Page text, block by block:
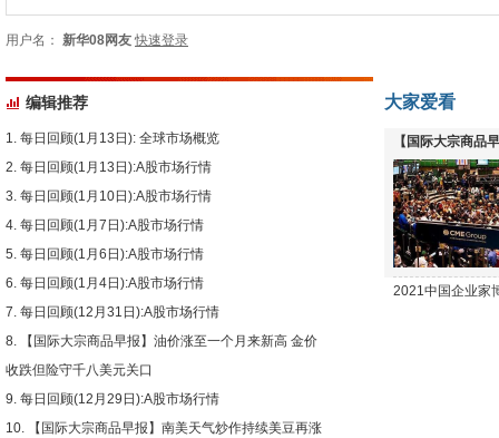
用户名： 新华08网友 快速登录
编辑推荐
每日回顾(1月13日): 全球市场概览
每日回顾(1月13日):A股市场行情
每日回顾(1月10日):A股市场行情
每日回顾(1月7日):A股市场行情
每日回顾(1月6日):A股市场行情
每日回顾(1月4日):A股市场行情
每日回顾(12月31日):A股市场行情
【国际大宗商品早报】油价涨至一个月来新高 金价
收跌但险守千八美元关口
每日回顾(12月29日):A股市场行情
【国际大宗商品早报】南美天气炒作持续美豆再涨
大家爱看
【国际大宗商品
下跌
2021中国企业家